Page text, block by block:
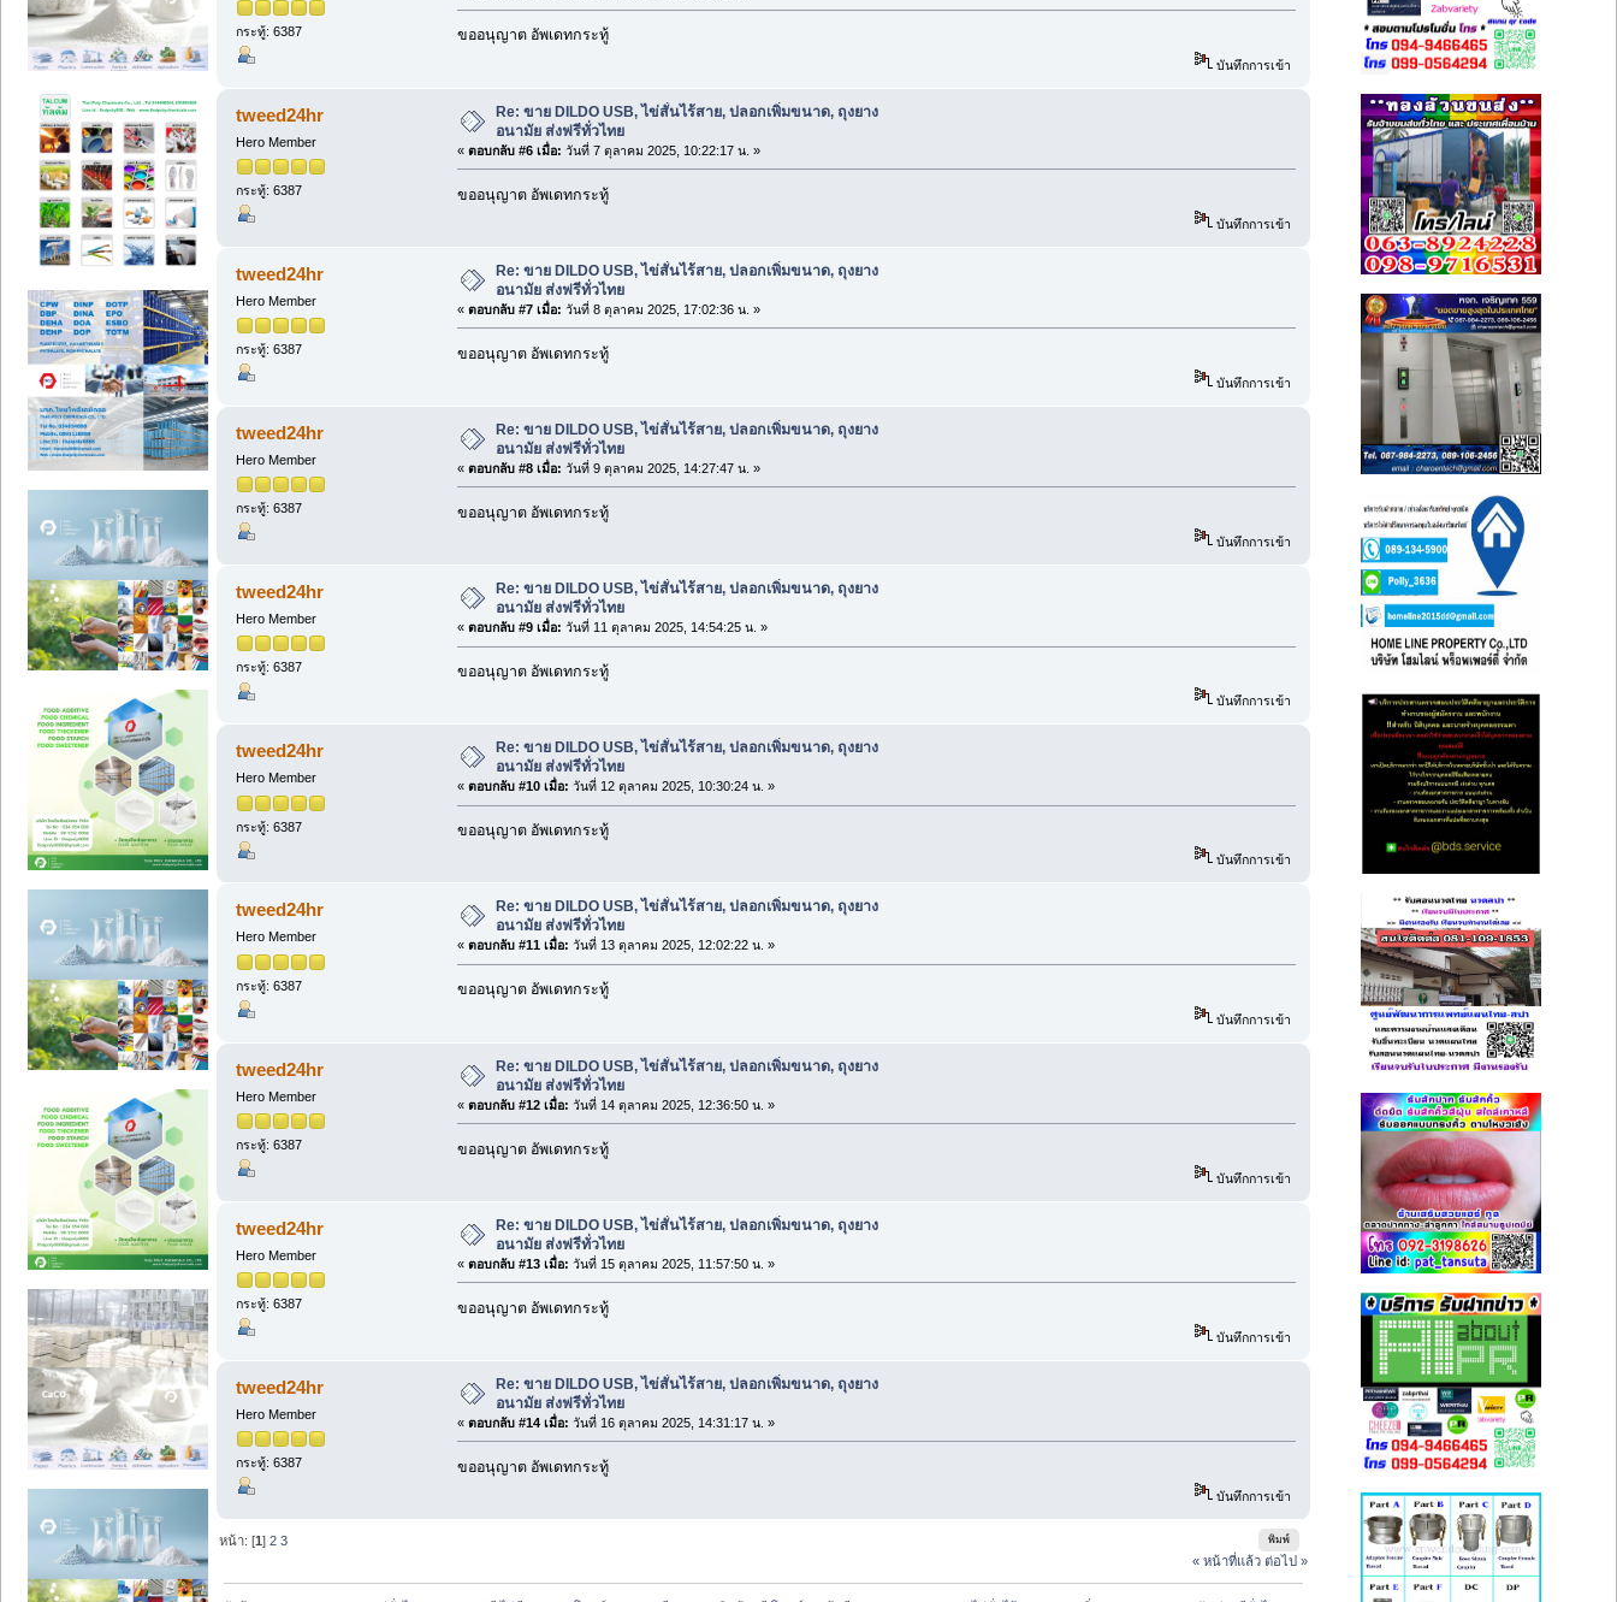
กระทู้: 6387 ขออนุญาต อัพเดทกระทู้
บันทึกการเข้า
tweed24hr
Hero Member
กระทู้: 6387
Re: ขาย DILDO USB, ไข่สั่นไร้สาย, ปลอกเพิ่มขนาด, ถุงยาง
อนามัย ส่งฟรีทั่วไทย
« ตอบกลับ #6 เมื่อ: วันที่ 7 ตุลาคม 2025, 10:22:17 น. »
ขออนุญาต อัพเดทกระทู้
บันทึกการเข้า
tweed24hr
Hero Member
กระทู้: 6387
Re: ขาย DILDO USB, ไข่สั่นไร้สาย, ปลอกเพิ่มขนาด, ถุงยาง
อนามัย ส่งฟรีทั่วไทย
« ตอบกลับ #7 เมื่อ: วันที่ 8 ตุลาคม 2025, 17:02:36 น. »
ขออนุญาต อัพเดทกระทู้
บันทึกการเข้า
tweed24hr
Hero Member
กระทู้: 6387
Re: ขาย DILDO USB, ไข่สั่นไร้สาย, ปลอกเพิ่มขนาด, ถุงยาง
อนามัย ส่งฟรีทั่วไทย
« ตอบกลับ #8 เมื่อ: วันที่ 9 ตุลาคม 2025, 14:27:47 น. »
ขออนุญาต อัพเดทกระทู้
บันทึกการเข้า
tweed24hr
Hero Member
กระทู้: 6387
Re: ขาย DILDO USB, ไข่สั่นไร้สาย, ปลอกเพิ่มขนาด, ถุงยาง
อนามัย ส่งฟรีทั่วไทย
« ตอบกลับ #9 เมื่อ: วันที่ 11 ตุลาคม 2025, 14:54:25 น. »
ขออนุญาต อัพเดทกระทู้
บันทึกการเข้า
tweed24hr
Hero Member
กระทู้: 6387
Re: ขาย DILDO USB, ไข่สั่นไร้สาย, ปลอกเพิ่มขนาด, ถุงยาง
อนามัย ส่งฟรีทั่วไทย
« ตอบกลับ #10 เมื่อ: วันที่ 12 ตุลาคม 2025, 10:30:24 น. »
ขออนุญาต อัพเดทกระทู้
บันทึกการเข้า
tweed24hr
Hero Member
กระทู้: 6387
Re: ขาย DILDO USB, ไข่สั่นไร้สาย, ปลอกเพิ่มขนาด, ถุงยาง
อนามัย ส่งฟรีทั่วไทย
« ตอบกลับ #11 เมื่อ: วันที่ 13 ตุลาคม 2025, 12:02:22 น. »
ขออนุญาต อัพเดทกระทู้
บันทึกการเข้า
tweed24hr
Hero Member
กระทู้: 6387
Re: ขาย DILDO USB, ไข่สั่นไร้สาย, ปลอกเพิ่มขนาด, ถุงยาง
อนามัย ส่งฟรีทั่วไทย
« ตอบกลับ #12 เมื่อ: วันที่ 14 ตุลาคม 2025, 12:36:50 น. »
ขออนุญาต อัพเดทกระทู้
บันทึกการเข้า
tweed24hr
Hero Member
กระทู้: 6387
Re: ขาย DILDO USB, ไข่สั่นไร้สาย, ปลอกเพิ่มขนาด, ถุงยาง
อนามัย ส่งฟรีทั่วไทย
« ตอบกลับ #13 เมื่อ: วันที่ 15 ตุลาคม 2025, 11:57:50 น. »
ขออนุญาต อัพเดทกระทู้
บันทึกการเข้า
tweed24hr
Hero Member
กระทู้: 6387
Re: ขาย DILDO USB, ไข่สั่นไร้สาย, ปลอกเพิ่มขนาด, ถุงยาง
อนามัย ส่งฟรีทั่วไทย
« ตอบกลับ #14 เมื่อ: วันที่ 16 ตุลาคม 2025, 14:31:17 น. »
ขออนุญาต อัพเดทกระทู้
บันทึกการเข้า
พิมพ์
หน้า: [1]2 3
« หน้าที่แล้ว ต่อไป »